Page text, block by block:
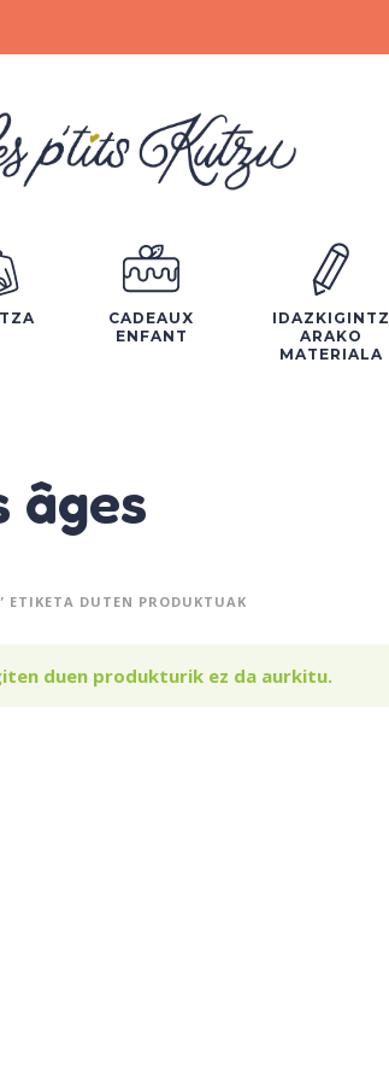
CADEAUX
ENFANT
IDAZKIGINTZ
ARAKO
MATERIALA
âges
ETIKETA DUTEN PRODUKTUAK
duen produkturik ez da aurkitu.